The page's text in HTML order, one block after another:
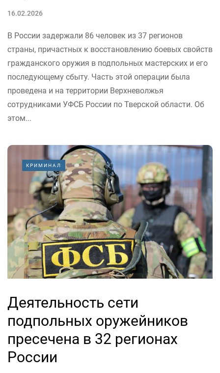
16.02.2026
В России задержали 86 человек из 37 регионов
страны, причастных к восстановлению боевых свойств
гражданского оружия в подпольных мастерских и его
последующему сбыту. Часть этой операции была
проведена и на территории Верхневолжья
сотрудниками УФСБ России по Тверской области. Об
этом...
КРИМИНАЛ
Деятельность сети
подпольных оружейников
пресечена в 32 регионах
России